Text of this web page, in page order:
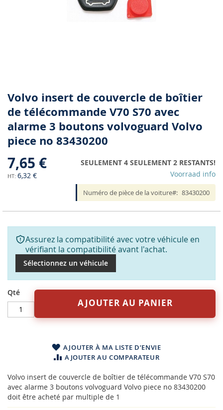
Skip
to
the
beginning
the
gallery
Volvo insert de couvercle de boîtier
de télécommande V70 S70 avec
alarme 3 boutons volvoguard Volvo
piece no 83430200
7,65 €
6,32 €
SEULEMENT 4 SEULEMENT 2 RESTANTS!
Voorraad info
Numéro de pièce de la voiture 83430200
Assurez la compatibilité avec votre véhicule en
vérifiant la compatibilité avant l'achat.
Sélectionnez un véhicule
Qté
AJOUTER AU PANIER
AJOUTER À MA LISTE D’ENVIE
AJOUTER AU COMPARATEUR
Volvo insert de couvercle de boîtier de télécommande V70 S70
avec alarme 3 boutons volvoguard Volvo piece no 83430200
doit être acheté par multiple de 1